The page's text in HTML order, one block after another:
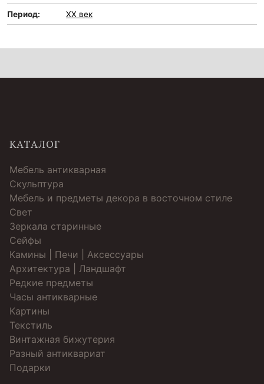
Период: XX век
КАТАЛОГ
Мебель антикварная
Скульптура
Мебель и предметы декора в восточном стиле
Свет
Зеркала старинные
Cейфы
Камины | Печи | Аксессуары
Архитектура | Ландшафт
Редкие предметы
Часы антикварные
Картины
Текстиль
Винтажная бижутерия
Разный антиквариат
Подарки